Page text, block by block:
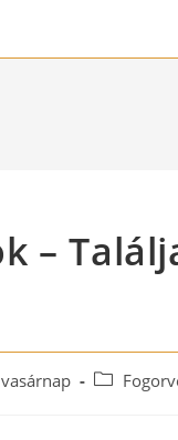
–
Post